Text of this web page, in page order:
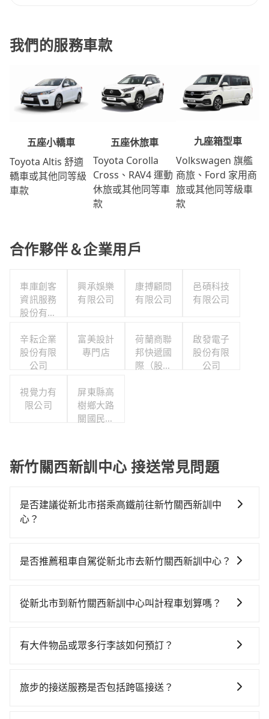
我們的服務車款
五座小轎車
Toyota Altis 舒適
轎車或其他同等級
車款
五座休旅車
Toyota Corolla
Cross、RAV4 運動
休旅或其他同等車
款
九座箱型車
Volkswagen 旗艦
商旅、Ford 家用商
旅或其他同等級車
款
合作夥伴＆企業用戶
車庫創客
資訊服務
股份有限
興承娛樂
有限公司
康搏顧問
有限公司
邑碩科技
有限公司
辛耘企業
股份有限
公司
富美設計
專門店
荷蘭商聯
邦快遞國
際（股）
啟發電子
股份有限
公司
視覺力有
限公司
屏東縣高
樹鄉大路
關國民小
新竹關西新訓中心 接送常見問題
是否建議從新北市搭乘高鐵前往新竹關西新訓中
心？
貴、費時、轉車麻煩！從最早06:26一直到23:00，台北-
元、車程約20分鐘。抵達高鐵站後，步行進站、現場購
價290元，再用5分鐘出站、等待車站前排班的計程車，
共1小時56分鐘，假設一人獨行，交通費總計1,390元。
是否推薦租車自駕從新北市去新竹關西新訓中心？
對的時間彈性，最重要的是你當天就要來回，那在新北
公里再額外加收$3.2，從新北市（泰山區）到新竹關西
將eTag和可能的每小時40元路邊停車費用預估進去，但
從新北市到新竹關西新訓中心叫計程車划算嗎？
灣大車隊、Uber、Line Taxi、Yoxi等。依照里程跳錶計
法計程車約730輛，數量約為新北市的3%、密度僅雙北
有大件物品或眾多行李該如何預訂？
30吋的行李箱，但如有大件行李、衝浪板、樂器、廣告
旅步的接送服務是否包括跨區接送？